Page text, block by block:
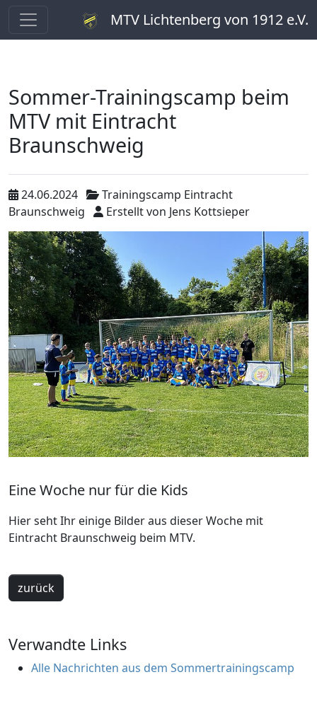
MTV Lichtenberg von 1912 e.V.
Sommer-Trainingscamp beim
MTV mit Eintracht
Braunschweig
24.06.2024
Trainingscamp Eintracht
Braunschweig
Erstellt von Jens Kottsieper
Eine Woche nur für die Kids
Hier seht Ihr einige Bilder aus dieser Woche mit
Eintracht Braunschweig beim MTV.
zurück
Verwandte Links
Alle Nachrichten aus dem Sommertrainingscamp